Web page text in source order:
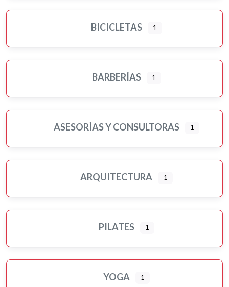
BICICLETAS 1
BARBERÍAS 1
ASESORÍAS Y CONSULTORAS 1
ARQUITECTURA 1
PILATES 1
YOGA 1